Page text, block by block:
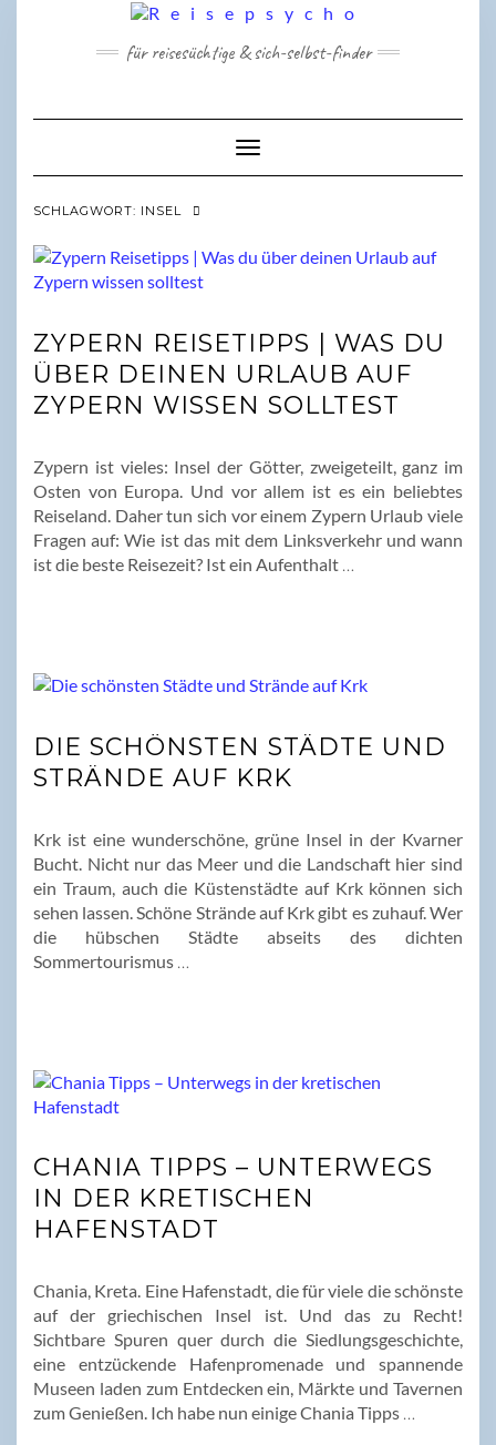
für reisesüchtige & sich-selbst-finder
Toggle Navigation
SCHLAGWORT: INSEL
ZYPERN REISETIPPS | WAS DU
ÜBER DEINEN URLAUB AUF
ZYPERN WISSEN SOLLTEST
Zypern ist vieles: Insel der Götter, zweigeteilt, ganz im
Osten von Europa. Und vor allem ist es ein beliebtes
Reiseland. Daher tun sich vor einem Zypern Urlaub viele
Fragen auf: Wie ist das mit dem Linksverkehr und wann
ist die beste Reisezeit? Ist ein Aufenthalt
DIE SCHÖNSTEN STÄDTE UND
STRÄNDE AUF KRK
Krk ist eine wunderschöne, grüne Insel in der Kvarner
Bucht. Nicht nur das Meer und die Landschaft hier sind
ein Traum, auch die Küstenstädte auf Krk können sich
sehen lassen. Schöne Strände auf Krk gibt es zuhauf. Wer
die hübschen Städte abseits des dichten
Sommertourismus
CHANIA TIPPS – UNTERWEGS
IN DER KRETISCHEN
HAFENSTADT
Chania, Kreta. Eine Hafenstadt, die für viele die schönste
auf der griechischen Insel ist. Und das zu Recht!
Sichtbare Spuren quer durch die Siedlungsgeschichte,
eine entzückende Hafenpromenade und spannende
Museen laden zum Entdecken ein, Märkte und Tavernen
zum Genießen. Ich habe nun einige Chania Tipps …